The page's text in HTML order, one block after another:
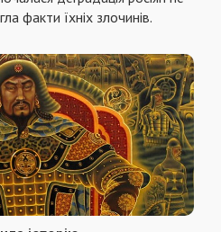
факти їхніх злочинів.